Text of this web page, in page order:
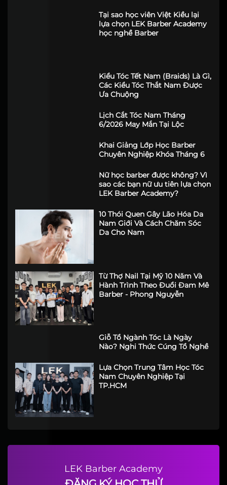
Hành Trình 11 Năm Cùng LEK
Barber Academy
Tại sao học viên Việt Kiều lại
lựa chọn LEK Barber Academy
học nghề Barber
Kiểu Tóc Tết Nam (Braids) Là Gì,
Các Kiểu Tóc Thắt Nam Được
Ưa Chuộng
6/2026 May Mắn Tại Lộc
Chuyên Nghiệp Khóa Tháng 6
sao các bạn nữ ưu tiên lựa chọn
LEK Barber Academy?
10 Thói Quen Gây Lão Hóa Da
Từ Thợ Nail Tại Mỹ 10 Năm Và
Barber - Phong Nguyễn